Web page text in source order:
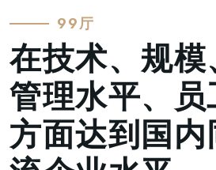
99厅
在技术、规模
管理水平、员
方面达到国